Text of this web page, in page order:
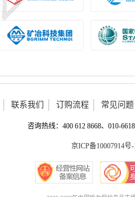
联系我们 订购流程 常见问题
咨询热线：400 612 8668、010-
京ICP备10007914号-